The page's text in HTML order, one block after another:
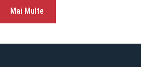
Mai Multe